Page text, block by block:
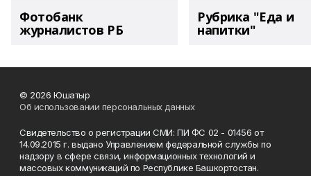
Фотобанк
журналистов РБ
Рубрика "Еда и
напитки"
© 2026 Юшатыр
Об использовании персональных данных
Свидетельство о регистрации СМИ: ПИ ФС 02 - 01456 от
14.09.2015 г. выдано Управлением федеральной службы по
надзору в сфере связи, информационных технологий и
массовых коммуникаций по Республике Башкортостан.